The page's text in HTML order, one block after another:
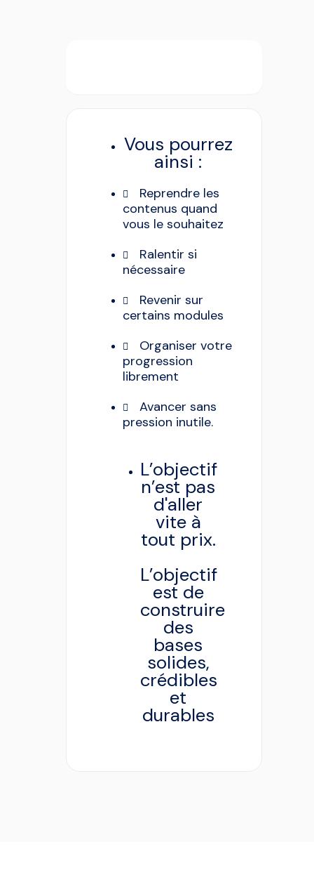
Vous pourrez
ainsi :
Reprendre les
contenus quand
vous le souhaitez
Ralentir si
nécessaire
Revenir sur
certains modules
Organiser votre
progression
librement
Avancer sans
pression inutile.
L’objectif
n’est pas
d'aller
vite à
tout prix.
L’objectif
est de
construire
des
bases
solides,
crédibles
et
durables